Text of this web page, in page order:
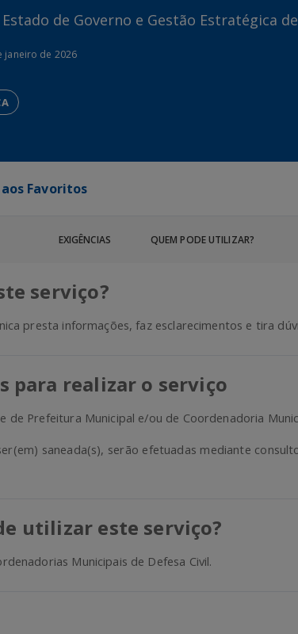
de Governo e Gestão Estratégica
janeiro de 2026
Favoritos
EXIGÊNCIAS QUEM PODE UTILIZAR?
serviço?
presta informações, faz esclarecimentos e tira
para realizar o serviço
de Prefeitura Municipal e/ou de Coordenadoria
saneada(s), serão efetuadas mediante
utilizar este serviço?
Municipais de Defesa Civil.